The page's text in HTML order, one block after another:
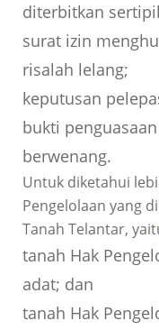
diterbitkan
surat izin
risalah lelang;
keputusan
bukti
berwenang.
Untuk diketahui
Pengelolaan yang
Tanah Telantar,
tanah Hak
adat; dan
tanah Hak